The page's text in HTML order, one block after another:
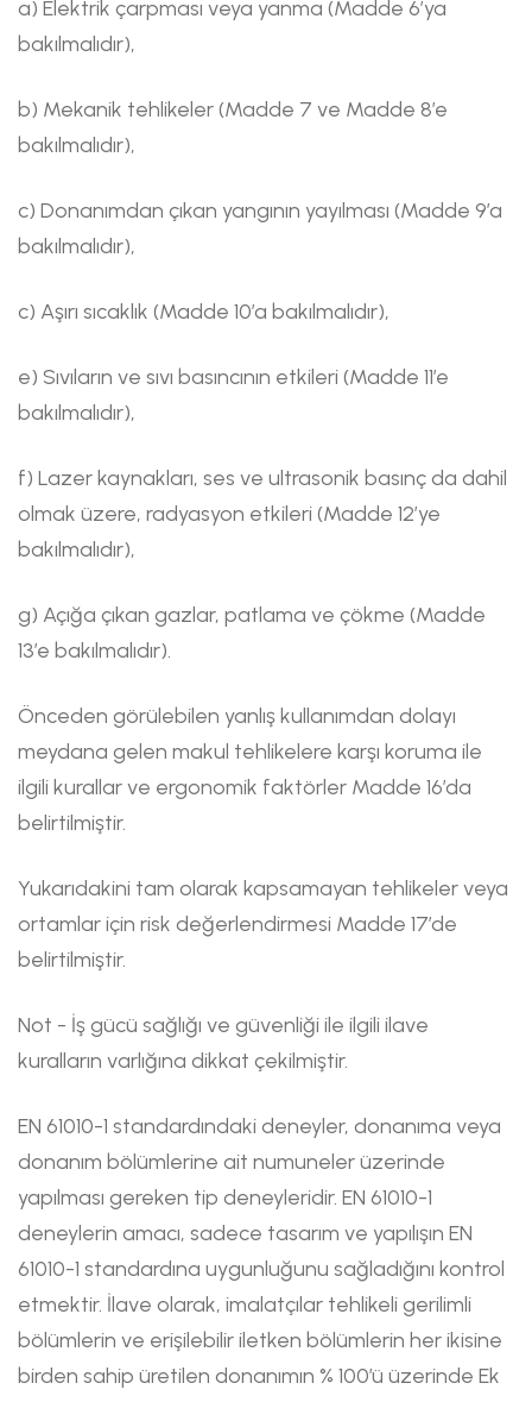
a) Elektrik çarpması veya yanma (Madde 6’ya
bakılmalıdır),
b) Mekanik tehlikeler (Madde 7 ve Madde 8’e
bakılmalıdır),
c) Donanımdan çıkan yangının yayılması (Madde 9’a
bakılmalıdır),
c) Aşırı sıcaklık (Madde 10’a bakılmalıdır),
e) Sıvıların ve sıvı basıncının etkileri (Madde 11’e
bakılmalıdır),
f) Lazer kaynakları, ses ve ultrasonik basınç da dahil
olmak üzere, radyasyon etkileri (Madde 12’ye
bakılmalıdır),
g) Açığa çıkan gazlar, patlama ve çökme (Madde
13’e bakılmalıdır).
Önceden görülebilen yanlış kullanımdan dolayı
meydana gelen makul tehlikelere karşı koruma ile
ilgili kurallar ve ergonomik faktörler Madde 16’da
belirtilmiştir.
Yukarıdakini tam olarak kapsamayan tehlikeler veya
ortamlar için risk değerlendirmesi Madde 17’de
belirtilmiştir.
Not - İş gücü sağlığı ve güvenliği ile ilgili ilave
kuralların varlığına dikkat çekilmiştir.
EN 61010-1 standardındaki deneyler, donanıma veya
donanım bölümlerine ait numuneler üzerinde
yapılması gereken tip deneyleridir. EN 61010-1
deneylerin amacı, sadece tasarım ve yapılışın EN
61010-1 standardına uygunluğunu sağladığını kontrol
etmektir. İlave olarak, imalatçılar tehlikeli gerilimli
bölümlerin ve erişilebilir iletken bölümlerin her ikisine
birden sahip üretilen donanımın % 100’ü üzerinde Ek